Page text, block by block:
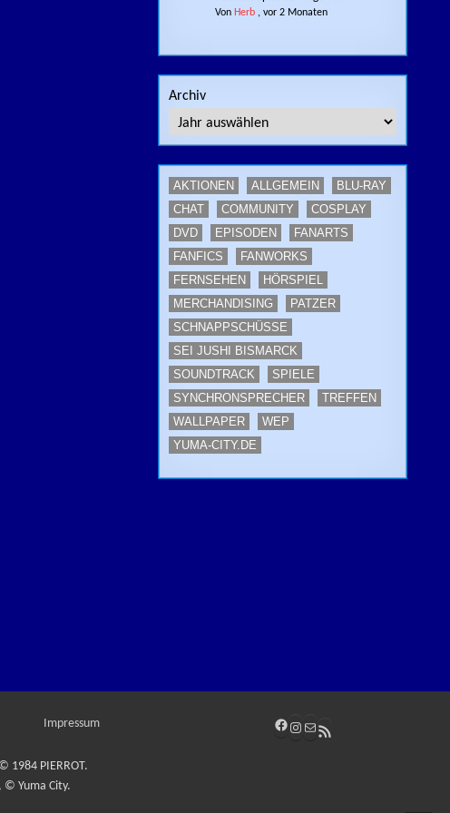
Von Herb, vor 2 Monaten
Archiv
AKTIONEN ALLGEMEIN
BLU-RAY
CHAT
COMMUNITY
COSPLAY
DVD
EPISODEN
FANARTS
FANFICS
FANWORKS
FERNSEHEN
HÖRSPIEL
MERCHANDISING
PATZER
SCHNAPPSCHÜSSE
SEI JUSHI BISMARCK
SOUNDTRACK
SPIELE
SYNCHRONSPRECHER
TREFFEN
WALLPAPER
WEP
YUMA-CITY.DE
Impressum Facebook
Instagram
E-MailRSS-Feed
1984 PIERROT.
© Yuma City.